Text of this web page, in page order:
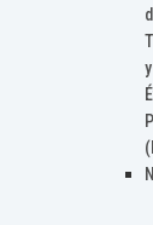
y